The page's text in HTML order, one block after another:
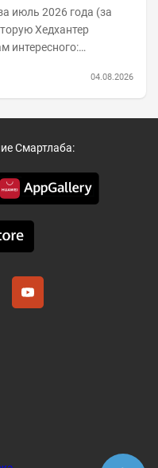
интересного:
04.08.2026
Смартлаба: